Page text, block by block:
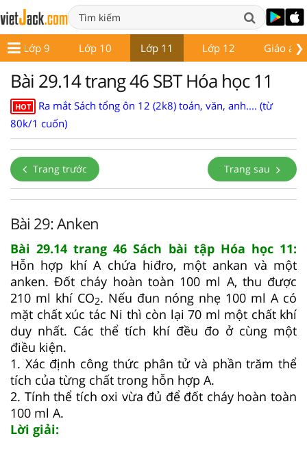
❯
Lớp 9 Lớp 10 Lớp 11 Lớp 12 Giáo án
Bài 29.14 trang 46 SBT Hóa học 11
HOT
Ra mắt Sách tổng ôn 12 (2k8) toán, văn, anh.... (từ
80k/1 cuốn)
Trang trước Trang sau
Bài 29: Anken
Bài 29.14 trang 46 Sách bài tập Hóa học 11:
Hỗn hợp khí A chứa hiđro, một ankan và một
anken. Đốt cháy hoàn toàn 100 ml A, thu được
210 ml khí CO2. Nếu đun nóng nhẹ 100 ml A có
mặt chất xúc tác Ni thì còn lại 70 ml một chất khí
duy nhất. Các thể tích khí đều đo ở cùng một
điều kiện.
1. Xác định công thức phân tử và phần trăm thể
tích của từng chất trong hỗn hợp A.
2. Tính thể tích oxi vừa đủ để đốt cháy hoàn toàn
100 ml A.
Lời giải: